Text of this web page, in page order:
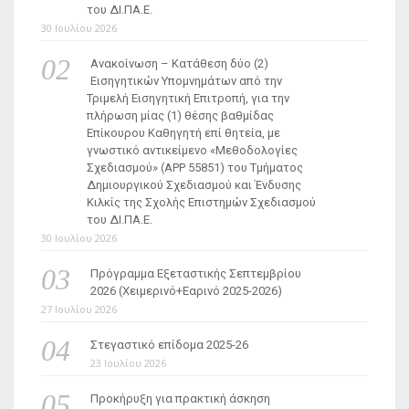
του ΔΙ.ΠΑ.Ε.
30 Ιουλίου 2026
Ανακοίνωση – Κατάθεση δύο (2)
Εισηγητικών Υπομνημάτων από την
Τριμελή Εισηγητική Επιτροπή, για την
πλήρωση μίας (1) θέσης βαθμίδας
Επίκουρου Καθηγητή επί θητεία, με
γνωστικό αντικείμενο «Μεθοδολογίες
Σχεδιασμού» (ΑΡΡ 55851) του Τμήματος
Δημιουργικού Σχεδιασμού και Ένδυσης
Κιλκίς της Σχολής Επιστημών Σχεδιασμού
του ΔΙ.ΠΑ.Ε.
30 Ιουλίου 2026
Πρόγραμμα Εξεταστικής Σεπτεμβρίου
2026 (Χειμερινό+Εαρινό 2025-2026)
27 Ιουλίου 2026
Στεγαστικό επίδομα 2025-26
23 Ιουλίου 2026
Προκήρυξη για πρακτική άσκηση